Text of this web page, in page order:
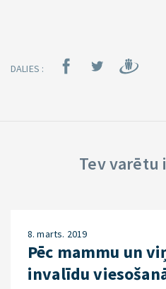
DALIES :
Tev
8. marts. 2019
Pēc mammu un
invalīdu